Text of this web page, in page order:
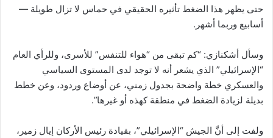
حتى يظهر هذا الضغط تأثيره الحقيقي في حماس لا تزال طويلة —
أسابيع وربما أشهر.
وسأل أشكنازي: “كم تبقى من “هواء للتنفس” للأسرى، وللرأي العام
“الإسرائيلي” الذي يشعر أنه لا توجد لدى المستوى السياسي
والعسكري خطة واضحة بجدول زمني، عن أوضاع وردود، وعن خطط
بديلة لزيادة الضغط في منطقة كهذه أو غيرها”.
ولفت إلى أنَّ الجيش “الإسرائيلي”، بقيادة رئيس الأركان إيال زمير،